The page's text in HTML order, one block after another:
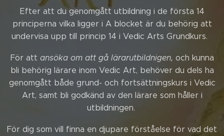
Efter att du genomgått utbildning i de första 14
principerna vilka ligger i A blocket är du behörig att
undervisa upp till princip 14 i Vedic Arts Grundkurs.
För att ansöka om att gå lärarutbildnigen, och kunna
bli behörig lärare inom Vedic Art, behöver du dels ha
genomgått både grund- och fortsättningskurs i Vedic
Art, samt bli godkänd av den lärare som håller i
utbildningen.
För dig som vill finna en djupare förståelse för vad det